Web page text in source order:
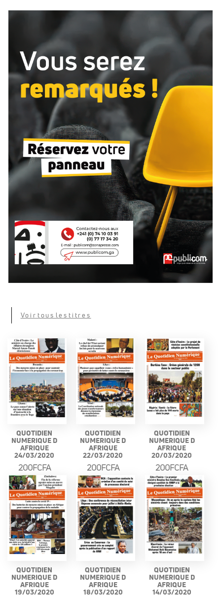
Voir tous les titres
QUOTIDIEN
NUMERIQUE D
AFRIQUE
24/03/2020
200FCFA
QUOTIDIEN
NUMERIQUE D
AFRIQUE
22/03/2020
200FCFA
QUOTIDIEN
NUMERIQUE D
AFRIQUE
20/03/2020
200FCFA
QUOTIDIEN
NUMERIQUE D
AFRIQUE
19/03/2020
QUOTIDIEN
NUMERIQUE D
AFRIQUE
18/03/2020
QUOTIDIEN
NUMERIQUE D
AFRIQUE
14/03/2020